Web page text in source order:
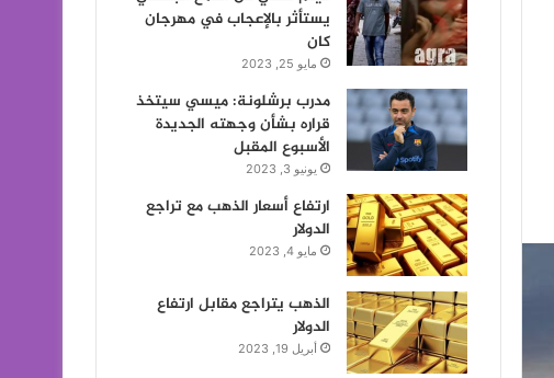
يستأثر بالإعجاب في مهرجان
كان
مايو 25, 2023
مدرب برشلونة: ميسي سيتخذ
قراره بشأن وجهته الجديدة
الأسبوع المقبل
يونيو 3, 2023
ارتفاع أسعار الذهب مع تراجع
الدولار
مايو 4, 2023
الذهب يتراجع مقابل ارتفاع
الدولار
أبريل 19, 2023